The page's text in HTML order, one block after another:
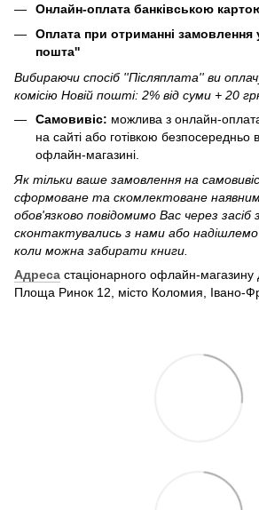
Онлайн-оплата банківською
Оплата при отриманні замовлення
пошта''
Вибираючи спосіб ''Післяплата'' ви
комісію Новій пошті: 2% від суми + 20
Самовивіс: можлива з онлайн-
на сайті або готівкою безпосередньо
офлайн-магазині.
Як тільки ваше замовлення на
сформоване та скомлектоване
обов'язково повідомимо Вас через засіб
сконтактувались з нами або надішлемо
коли можна забирати книги.
Адреса стаціонарного офлайн-
Площа Ринок 12, місто Коломия, Івано-